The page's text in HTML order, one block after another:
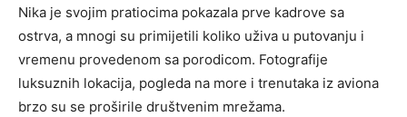
Nika je svojim pratiocima pokazala prve kadrove sa
ostrva, a mnogi su primijetili koliko uživa u putovanju i
vremenu provedenom sa porodicom. Fotografije
luksuznih lokacija, pogleda na more i trenutaka iz aviona
brzo su se proširile društvenim mrežama.